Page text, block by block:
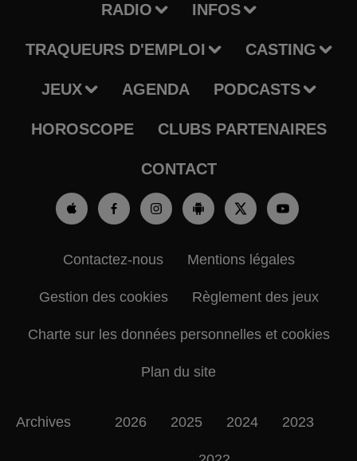
RADIO INFOS
TRAQUEURS D'EMPLOI CASTING
JEUX AGENDA PODCASTS
HOROSCOPE CLUBS PARTENAIRES
CONTACT
Contactez-nous Mentions légales
Gestion des cookies Règlement des jeux
Charte sur les données personnelles et cookies
Plan du site
Archives 2026 2025 2024 2023